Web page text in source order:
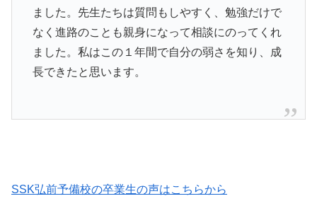
ました。先生たちは質問もしやすく、勉強だけで
なく進路のことも親身になって相談にのってくれ
ました。私はこの１年間で自分の弱さを知り、成
長できたと思います。
SSK弘前予備校の卒業生の声はこちらから